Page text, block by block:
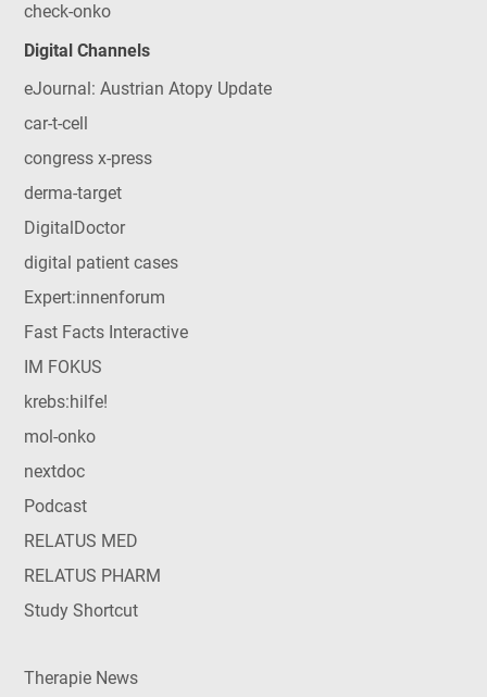
check-onko
Digital Channels
eJournal: Austrian Atopy Update
car-t-cell
congress x-press
derma-target
DigitalDoctor
digital patient cases
Expert:innenforum
Fast Facts Interactive
IM FOKUS
krebs:hilfe!
mol-onko
nextdoc
Podcast
RELATUS MED
RELATUS PHARM
Study Shortcut
Therapie News